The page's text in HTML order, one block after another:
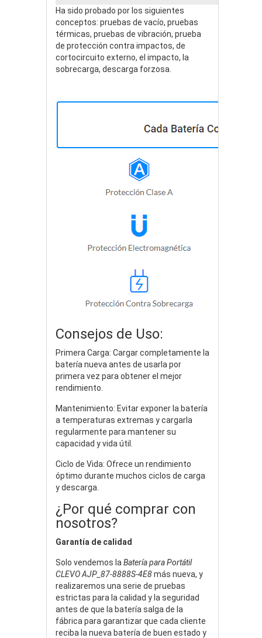
Ha sido probado por los siguientes
conceptos: pruebas de vacío, pruebas
térmicas, pruebas de vibración, prueba
de protección contra impactos, de
cortocircuito externo, el impacto, la
sobrecarga, descarga forzosa.
Consejos de Uso:
Primera Carga: Cargar completamente la
batería nueva antes de usarla por
primera vez para obtener el mejor
rendimiento.
Mantenimiento: Evitar exponer la batería
a temperaturas extremas y cargarla
regularmente para mantener su
capacidad y vida útil.
Ciclo de Vida: Ofrece un rendimiento
óptimo durante muchos ciclos de carga
y descarga.
¿Por qué comprar con
nosotros?
Garantía de calidad
Solo vendemos la Batería para Portátil
CLEVO AJP_87-8888S-4E8más nueva, y
realizaremos una serie de pruebas
estrictas para la calidad y la seguridad
antes de que la batería salga de la
fábrica para garantizar que cada cliente
reciba la nueva batería de buen estado y